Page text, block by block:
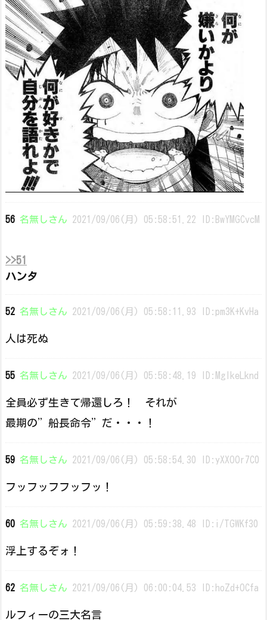
56 名無しさん 2021/09/06(月) 05:58:51.22 ID:BwYMGCvcM
>>51
ハンタ
52 名無しさん 2021/09/06(月) 05:58:11.93 ID:pm3K+KvHa
人は死ぬ
55 名無しさん 2021/09/06(月) 05:58:48.19 ID:MglkeLknd
全員必ず生きて帰還しろ！ それが
最期の”船長命令”だ・・・！
59 名無しさん 2021/09/06(月) 05:58:54.30 ID:yXXOOr7C0
フッフッフフッフッ！
60 名無しさん 2021/09/06(月) 05:59:38.48 ID:i/TGWKf30
浮上するぞォ！
62 名無しさん 2021/09/06(月) 06:00:04.53 ID:hoZd+OCfa
ルフィーの三大名言